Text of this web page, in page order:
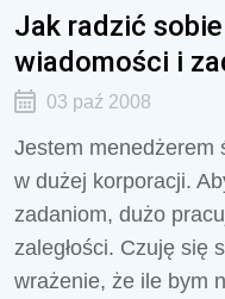
Jak radzić
wiadomości i
03 paź 2008
Jestem menedżerem
w dużej korporacji.
zadaniom, dużo
zaległości. Czuję się
wrażenie, że ile bym